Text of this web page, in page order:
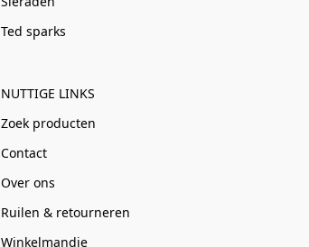
Ted sparks
NUTTIGE LINKS
Zoek producten
Contact
Over ons
Ruilen & retourneren
Winkelmandje